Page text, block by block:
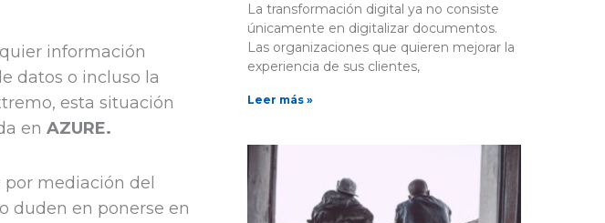
información
datos o incluso la
esta situación
en AZURE.
por mediación del
duden en ponerse en
La transformación digital ya no consiste
únicamente en digitalizar documentos.
Las organizaciones que quieren mejorar la
experiencia de sus clientes,
Leer más »